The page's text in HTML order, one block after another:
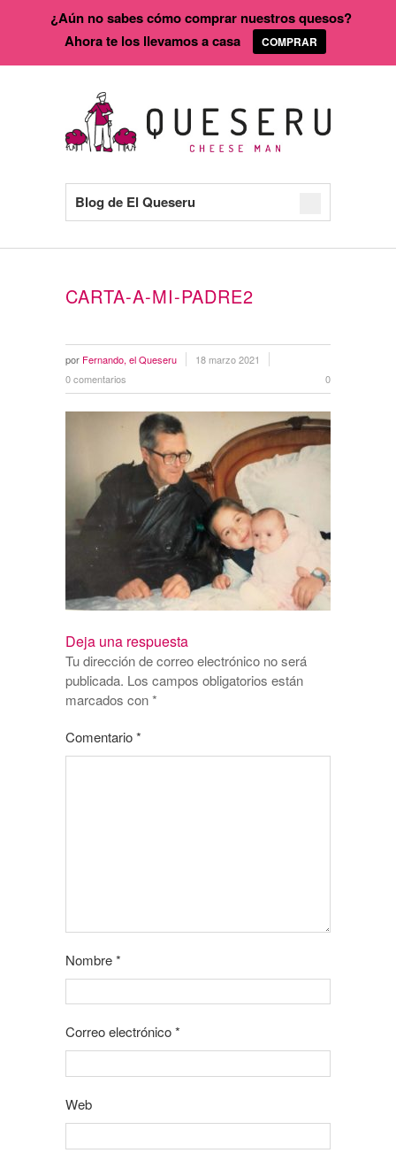
Blog de El Queseru
CARTA-A-MI-PADRE2
por Fernando, el Queseru
18 marzo 2021
0 comentarios
0
Deja una respuesta
Tu dirección de correo electrónico no será
publicada. Los campos obligatorios están
marcados con*
Comentario*
Nombre*
Correo electrónico*
Web
¿Aún no sabes cómo comprar nuestros quesos?
Ahora te los llevamos a casa
COMPRAR